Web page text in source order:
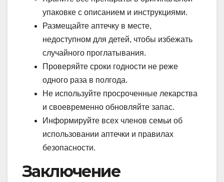
упаковке с описанием и инструкциями.
Размещайте аптечку в месте,
недоступном для детей, чтобы избежать
случайного проглатывания.
Проверяйте сроки годности не реже
одного раза в полгода.
Не используйте просроченные лекарства
и своевременно обновляйте запас.
Информируйте всех членов семьи об
использовании аптечки и правилах
безопасности.
Заключение